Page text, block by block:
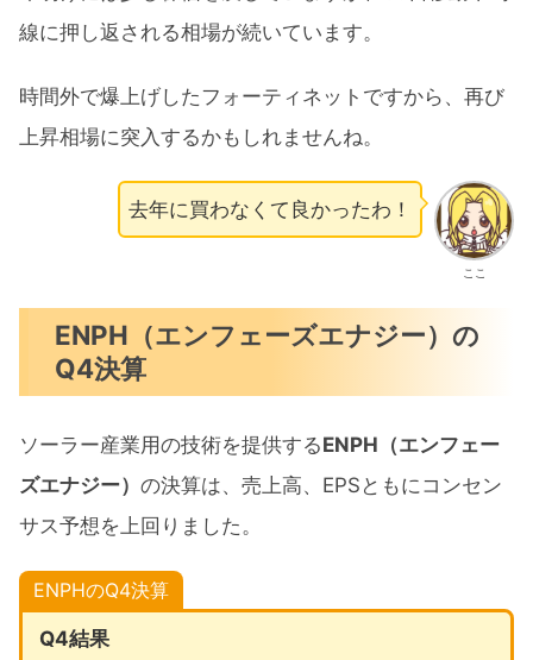
線に押し返される相場が続いています。
時間外で爆上げしたフォーティネットですから、再び
上昇相場に突入するかもしれませんね。
ここ
去年に買わなくて良かったわ！
ENPH（エンフェーズエナジー）の
Q4決算
ソーラー産業用の技術を提供するENPH（エンフェー
ズエナジー） の決算は、売上高、EPSともにコンセン
サス予想を上回りました。
ENPHのQ4決算
Q4結果